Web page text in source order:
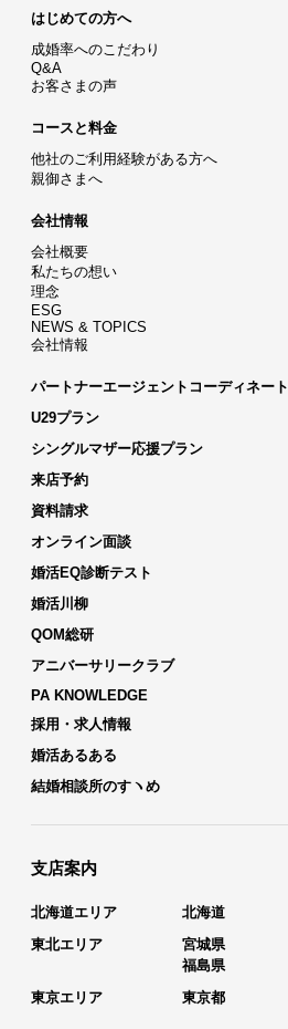
はじめての方へ
成婚率へのこだわり
Q&A
お客さまの声
コースと料金
他社のご利用経験がある方へ
親御さまへ
会社情報
会社概要
私たちの想い
理念
ESG
NEWS & TOPICS
会社情報
パートナーエージェントコーディネート
U29プラン
シングルマザー応援プラン
来店予約
資料請求
オンライン面談
婚活EQ診断テスト
婚活川柳
QOM総研
アニバーサリークラブ
PA KNOWLEDGE
採用・求人情報
婚活あるある
結婚相談所のすヽめ
支店案内
北海道エリア 北海道
東北エリア
宮城県
福島県
東京エリア
東京都